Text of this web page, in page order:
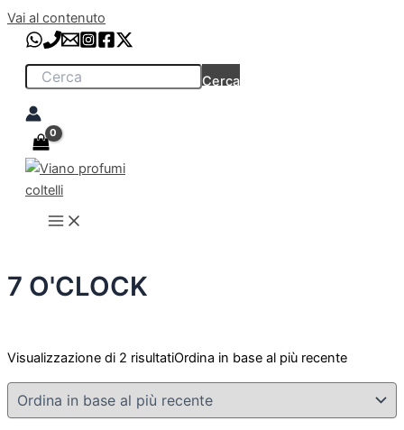
Vai al contenuto
Cerca
7 O'CLOCK
Visualizzazione di 2 risultatiOrdina in base al più recente